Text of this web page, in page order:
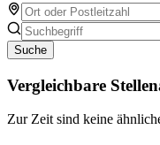
Suche
Vergleichbare
Zur Zeit sind keine